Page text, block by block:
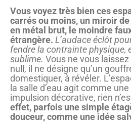
Vous voyez très bien ces
carrés ou moins, un miroir
en métal brut, le moindre
étrangère. L’audace éclôt
fendre la contrainte physique,
sublime. Vous ne vous
null, il ne désigne qu’un
domestiquer, à révéler.
la salle d’eau agit comme
impulsion décorative, rien
effet, parfois une simple
douceur, comme une idée